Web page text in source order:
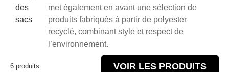
des
sacs
met également en avant une sélection de
produits fabriqués à partir de polyester
recyclé, combinant style et respect de
l’environnement.
6 produits VOIR LES PRODUITS